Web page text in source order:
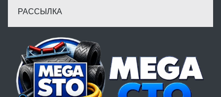
РАССЫЛКА